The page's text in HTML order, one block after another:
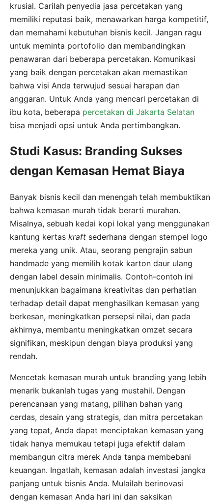
krusial. Carilah penyedia jasa percetakan yang
memiliki reputasi baik, menawarkan harga kompetitif,
dan memahami kebutuhan bisnis kecil. Jangan ragu
untuk meminta portofolio dan membandingkan
penawaran dari beberapa percetakan. Komunikasi
yang baik dengan percetakan akan memastikan
bahwa visi Anda terwujud sesuai harapan dan
anggaran. Untuk Anda yang mencari percetakan di
ibu kota, beberapa percetakan di Jakarta Selatan
bisa menjadi opsi untuk Anda pertimbangkan.
Studi Kasus: Branding Sukses
dengan Kemasan Hemat Biaya
Banyak bisnis kecil dan menengah telah membuktikan
bahwa kemasan murah tidak berarti murahan.
Misalnya, sebuah kedai kopi lokal yang menggunakan
kantung kertas kraft sederhana dengan stempel logo
mereka yang unik. Atau, seorang pengrajin sabun
handmade yang memilih kotak karton daur ulang
dengan label desain minimalis. Contoh-contoh ini
menunjukkan bagaimana kreativitas dan perhatian
terhadap detail dapat menghasilkan kemasan yang
berkesan, meningkatkan persepsi nilai, dan pada
akhirnya, membantu meningkatkan omzet secara
signifikan, meskipun dengan biaya produksi yang
rendah.
Mencetak kemasan murah untuk branding yang lebih
menarik bukanlah tugas yang mustahil. Dengan
perencanaan yang matang, pilihan bahan yang
cerdas, desain yang strategis, dan mitra percetakan
yang tepat, Anda dapat menciptakan kemasan yang
tidak hanya memukau tetapi juga efektif dalam
membangun citra merek Anda tanpa membebani
keuangan. Ingatlah, kemasan adalah investasi jangka
panjang untuk bisnis Anda. Mulailah berinovasi
dengan kemasan Anda hari ini dan saksikan